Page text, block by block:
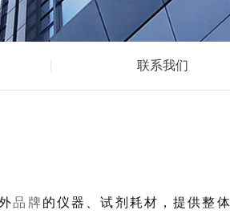
联系我们
品牌 的仪器、试剂耗材，提供整